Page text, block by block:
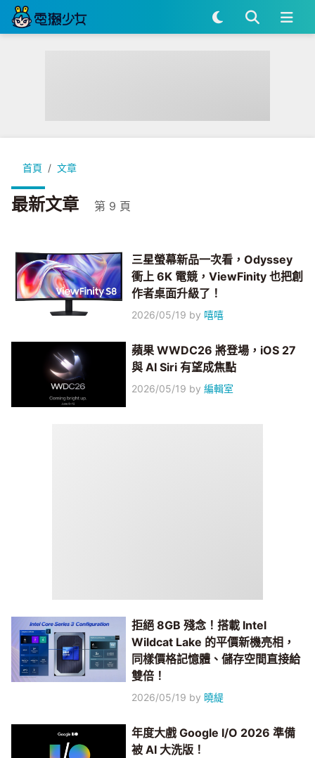
首頁 文章
最新文章 第 9 頁
三星螢幕新品一次看，Odyssey
衝上 6K 電競，ViewFinity 也把創
作者桌面升級了！
2026/05/19 by 嘻嘻
蘋果 WWDC26 將登場，iOS 27
與 AI Siri 有望成焦點
2026/05/19 by編輯室
拒絕 8GB 殘念！搭載 Intel
Wildcat Lake 的平價新機亮相，
同樣價格記憶體、儲存空間直接給
雙倍！
2026/05/19 by 曉緹
年度大戲 Google I/O 2026 準備
被 AI 大洗版！